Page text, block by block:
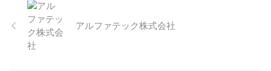
アルファテック株式会社